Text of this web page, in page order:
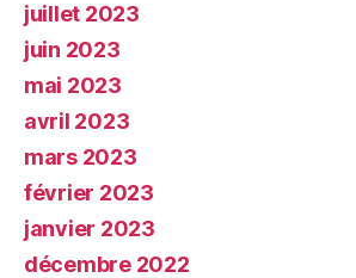
juillet 2023
juin 2023
mai 2023
avril 2023
mars 2023
février 2023
janvier 2023
décembre 2022